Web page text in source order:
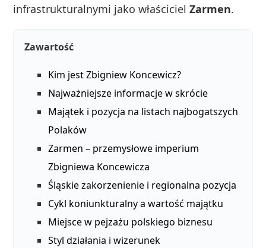
infrastrukturalnymi jako właścicielZarmen.
Zawartość
Kim jest Zbigniew Koncewicz?
Najważniejsze informacje w skrócie
Majątek i pozycja na listach najbogatszych
Polaków
Zarmen – przemysłowe imperium
Zbigniewa Koncewicza
Śląskie zakorzenienie i regionalna pozycja
Cykl koniunkturalny a wartość majątku
Miejsce w pejzażu polskiego biznesu
Styl działania i wizerunek